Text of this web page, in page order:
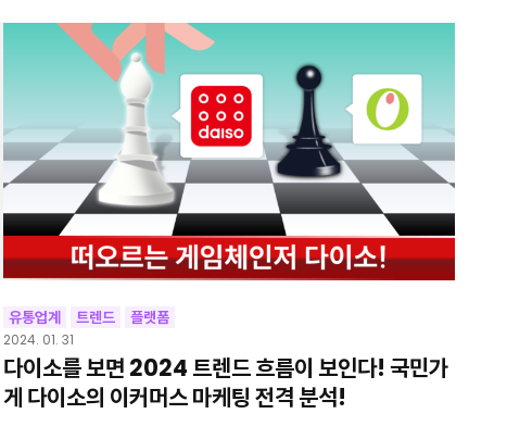
유통업계 트렌드 플랫폼
2024. 01. 31
다이소를 보면 2024 트렌드 흐름이 보인다! 국민가
게 다이소의 이커머스 마케팅 전격 분석!